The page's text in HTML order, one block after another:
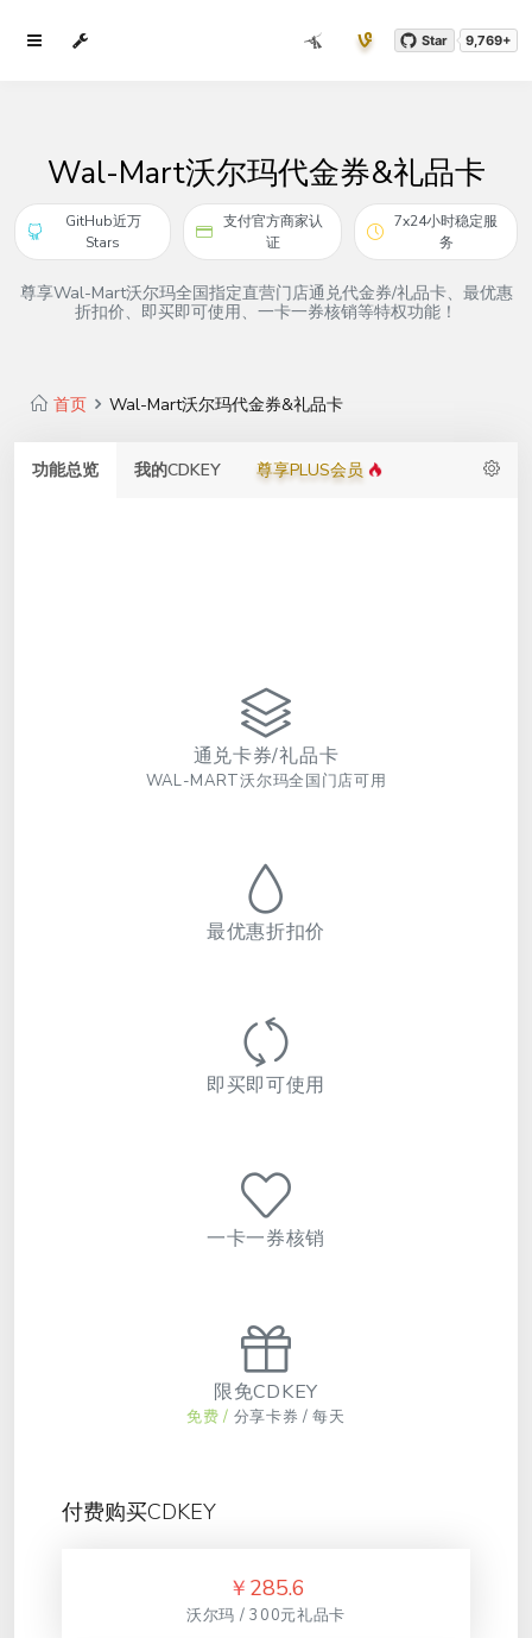
Star 9,769+
Wal-Mart沃尔玛代金券&礼品卡
GitHub近万
Stars
支付官方商家认
证
7x24小时稳定服
务
尊享Wal-Mart沃尔玛全国指定直营门店通兑代金券/礼品卡、最优惠
折扣价、即买即可使用、一卡一券核销等特权功能！
首页 Wal-Mart沃尔玛代金券&礼品卡
功能总览 我的CDKEY 尊享PLUS会员
通兑卡券/礼品卡
WAL-MART沃尔玛全国门店可用
最优惠折扣价
即买即可使用
一卡一券核销
限免CDKEY
免费 / 分享卡券 / 每天
付费购买CDKEY
￥ 285.6
沃尔玛 / 300元礼品卡